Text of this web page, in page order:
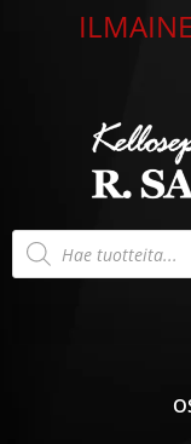
Products
search